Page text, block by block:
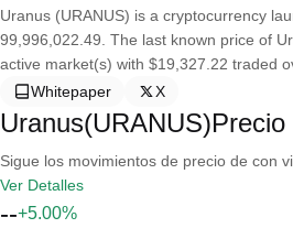
Uranus (URANUS) is a cryptocurrency
99,996,022.49. The last known price of
active market(s) with $19,327.22 traded
Whitepaper
X
Sigue los movimientos de precio de con
Ver Detalles
--+5.00%